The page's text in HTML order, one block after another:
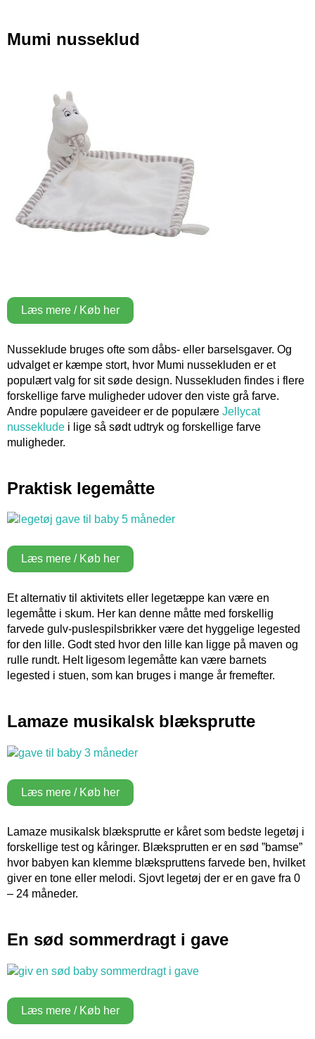
Mumi nusseklud
Læs mere / Køb her
Nusseklude bruges ofte som dåbs- eller barselsgaver. Og
udvalget er kæmpe stort, hvor Mumi nussekluden er et
populært valg for sit søde design. Nussekluden findes i flere
forskellige farve muligheder udover den viste grå farve.
Andre populære gaveideer er de populære Jellycat
nusseklude i lige så sødt udtryk og forskellige farve
muligheder.
Praktisk legemåtte
Læs mere / Køb her
Et alternativ til aktivitets eller legetæppe kan være en
legemåtte i skum. Her kan denne måtte med forskellig
farvede gulv-puslespilsbrikker være det hyggelige legested
for den lille. Godt sted hvor den lille kan ligge på maven og
rulle rundt. Helt ligesom legemåtte kan være barnets
legested i stuen, som kan bruges i mange år fremefter.
Lamaze musikalsk blæksprutte
Læs mere / Køb her
Lamaze musikalsk blæksprutte er kåret som bedste legetøj i
forskellige test og kåringer. Blæksprutten er en sød ”bamse”
hvor babyen kan klemme blækspruttens farvede ben, hvilket
giver en tone eller melodi. Sjovt legetøj der er en gave fra 0
– 24 måneder.
En sød sommerdragt i gave
Læs mere / Køb her